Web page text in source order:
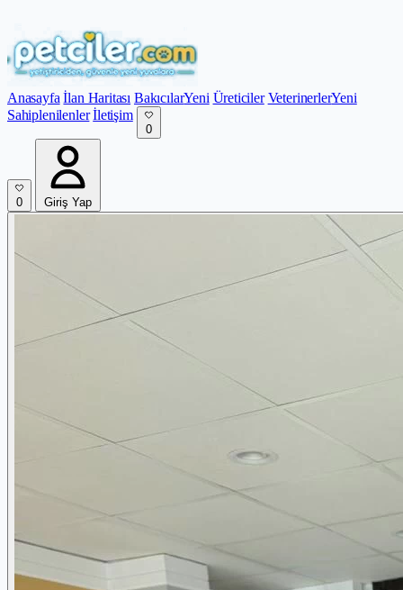
Anasayfa İlan Haritası BakıcılarYeni Üreticiler VeterinerlerYeni
Sahiplenilenler İletişim
0
0 Giriş Yap